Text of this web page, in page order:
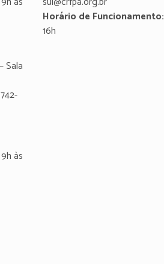
Sala
9h às
Horário de Funcionamento:
16h